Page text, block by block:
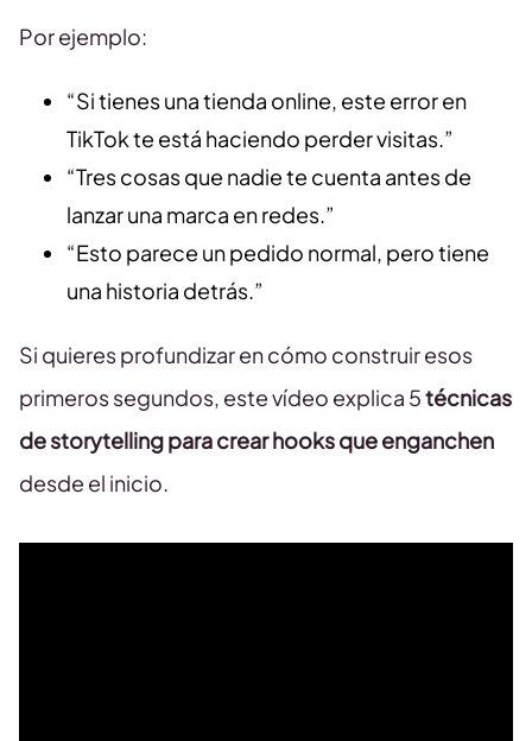
Por ejemplo:
“Si tienes una tienda online, este error en
TikTok te está haciendo perder visitas.”
“Tres cosas que nadie te cuenta antes de
lanzar una marca en redes.”
“Esto parece un pedido normal, pero tiene
una historia detrás.”
Si quieres profundizar en cómo construir esos
primeros segundos, este vídeo explica 5técnicas
de storytelling para crear hooks que enganchen
desde el inicio.